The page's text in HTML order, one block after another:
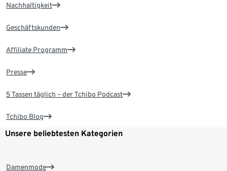
Nachhaltigkeit
Geschäftskunden
Affiliate Programm
Presse
5 Tassen täglich – der Tchibo Podcast
Tchibo Blog
Unsere beliebtesten Kategorien
Damenmode